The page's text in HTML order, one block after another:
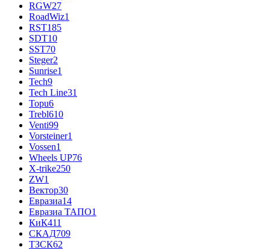
RGW27
RoadWiz1
RST185
SDT10
SST70
Steger2
Sunrise1
Tech9
Tech Line31
Topu6
Trebl610
Venti99
Vorsteiner1
Vossen1
Wheels UP76
X-trike250
ZW1
Вектор30
Евразиа14
Евразиа ТАПО1
КиК411
СКАД709
ТЗСК62